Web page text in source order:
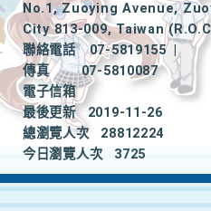
No.1, Zuoying Avenue,
City 813-009, Taiwan
聯絡電話
07-5819155
|
傳真
07-5810087
電子信箱
最後更新
2019-11-26
總瀏覽人次
28812224
今日瀏覽人次
3725